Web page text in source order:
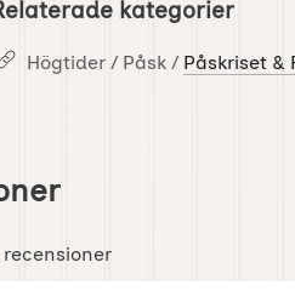
kategorier
Högtider / Påsk / Påskriset &